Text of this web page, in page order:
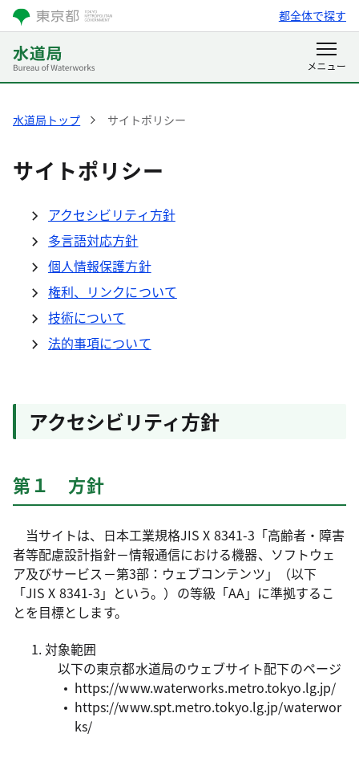
都全体で探す
水道局トップ サイトポリシー
サイトポリシー
アクセシビリティ方針
多言語対応方針
個人情報保護方針
権利、リンクについて
技術について
法的事項について
アクセシビリティ方針
第１ 方針
当サイトは、日本工業規格JIS X 8341-3「高齢者・障害
者等配慮設計指針－情報通信における機器、ソフトウェ
ア及びサービス－第3部：ウェブコンテンツ」（以下
「JIS X 8341-3」という。）の等級「AA」に準拠するこ
とを目標とします。
対象範囲
以下の東京都水道局のウェブサイト配下のページ
https://www.waterworks.metro.tokyo.lg.jp/
https://www.spt.metro.tokyo.lg.jp/waterwor
ks/